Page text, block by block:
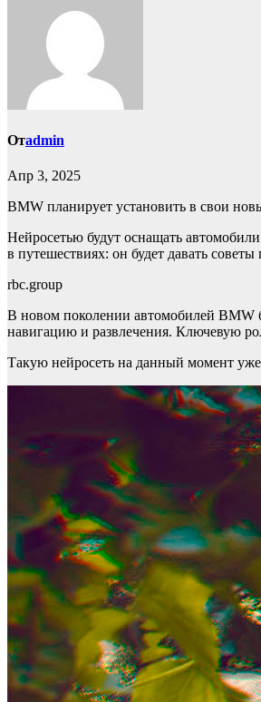
Отadmin
Апр 3, 2025
BMW планирует установить в свои
Нейросетью будут оснащать
в путешествиях: он будет давать
rbc.group
В новом поколении автомобилей BMW
навигацию и развлечения. Ключевую
Такую нейросеть на данный момент